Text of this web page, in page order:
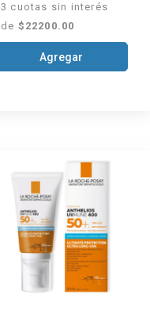
3 cuotas sin interés
de $22200.00
Agregar